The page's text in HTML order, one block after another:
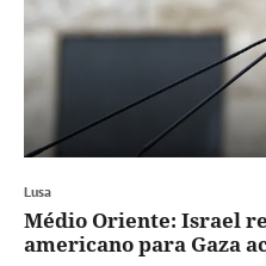
Lusa
Médio Oriente: Israel
americano para Gaza